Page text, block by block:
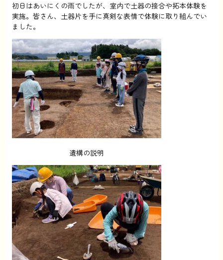
初日はあいにくの雨でしたが、室内で土器の接合や拓本体験を
実施。皆さん、土器片を手に真剣な表情で体験に取り組んでい
ました。
遺構の説明